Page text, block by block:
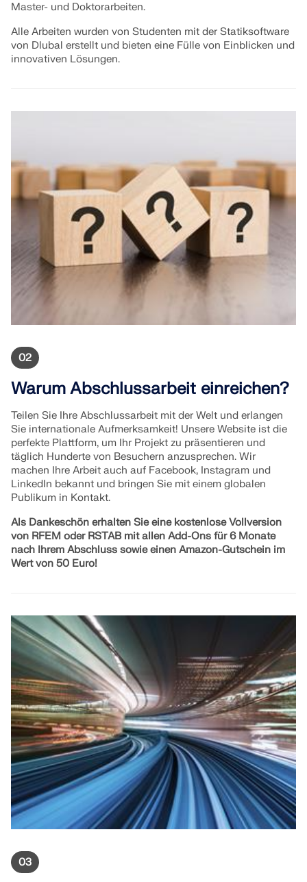
Master- und Doktorarbeiten.
Alle Arbeiten wurden von Studenten mit der Statiksoftware
von Dlubal erstellt und bieten eine Fülle von Einblicken und
innovativen Lösungen.
02
Warum Abschlussarbeit einreichen?
Teilen Sie Ihre Abschlussarbeit mit der Welt und erlangen
Sie internationale Aufmerksamkeit! Unsere Website ist die
perfekte Plattform, um Ihr Projekt zu präsentieren und
täglich Hunderte von Besuchern anzusprechen. Wir
machen Ihre Arbeit auch auf Facebook, Instagram und
LinkedIn bekannt und bringen Sie mit einem globalen
Publikum in Kontakt.
Als Dankeschön erhalten Sie eine kostenlose Vollversion
von RFEM oder RSTAB mit allen Add-Ons für 6 Monate
nach Ihrem Abschluss sowie einen Amazon-Gutschein im
Wert von 50 Euro!
03